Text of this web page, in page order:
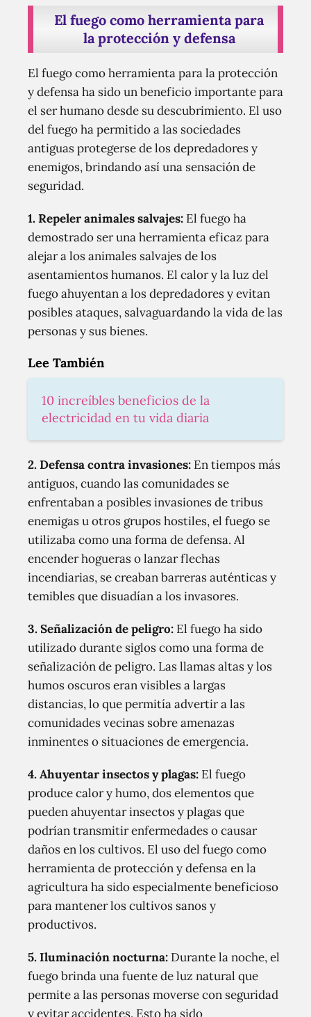
El fuego como herramienta para
la protección y defensa
El fuego como herramienta para la protección
y defensa ha sido un beneficio importante para
el ser humano desde su descubrimiento. El uso
del fuego ha permitido a las sociedades
antiguas protegerse de los depredadores y
enemigos, brindando así una sensación de
seguridad.
1. Repeler animales salvajes: El fuego ha
demostrado ser una herramienta eficaz para
alejar a los animales salvajes de los
asentamientos humanos. El calor y la luz del
fuego ahuyentan a los depredadores y evitan
posibles ataques, salvaguardando la vida de las
personas y sus bienes.
Lee También
10 increíbles beneficios de la
electricidad en tu vida diaria
2. Defensa contra invasiones: En tiempos más
antiguos, cuando las comunidades se
enfrentaban a posibles invasiones de tribus
enemigas u otros grupos hostiles, el fuego se
utilizaba como una forma de defensa. Al
encender hogueras o lanzar flechas
incendiarias, se creaban barreras auténticas y
temibles que disuadían a los invasores.
3. Señalización de peligro: El fuego ha sido
utilizado durante siglos como una forma de
señalización de peligro. Las llamas altas y los
humos oscuros eran visibles a largas
distancias, lo que permitía advertir a las
comunidades vecinas sobre amenazas
inminentes o situaciones de emergencia.
4. Ahuyentar insectos y plagas: El fuego
produce calor y humo, dos elementos que
pueden ahuyentar insectos y plagas que
podrían transmitir enfermedades o causar
daños en los cultivos. El uso del fuego como
herramienta de protección y defensa en la
agricultura ha sido especialmente beneficioso
para mantener los cultivos sanos y
productivos.
5. Iluminación nocturna: Durante la noche, el
fuego brinda una fuente de luz natural que
permite a las personas moverse con seguridad
y evitar accidentes. Esto ha sido